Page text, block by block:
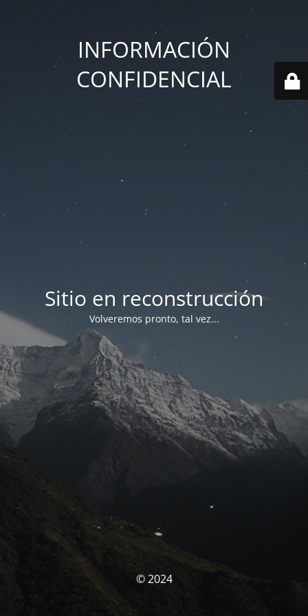
INFORMACIÓN
CONFIDENCIAL
Sitio en reconstrucción
Volveremos pronto, tal vez...
© 2024